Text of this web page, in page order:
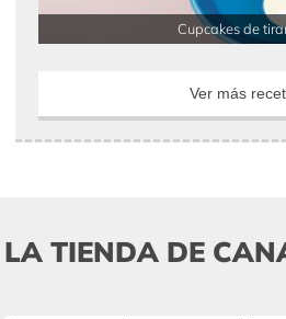
Cupcakes de
Ver más
LA TIENDA DE